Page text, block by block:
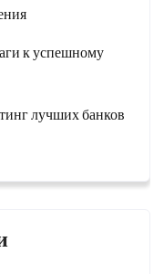
к успешному
лучших банков